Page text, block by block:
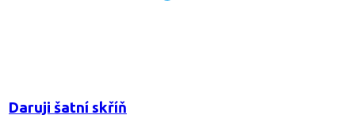
Daruji šatní skříň